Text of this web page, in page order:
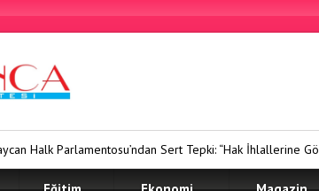
Sert Tepki: “Hak İhlallerine Göz Yumanları Kınıyoruz”